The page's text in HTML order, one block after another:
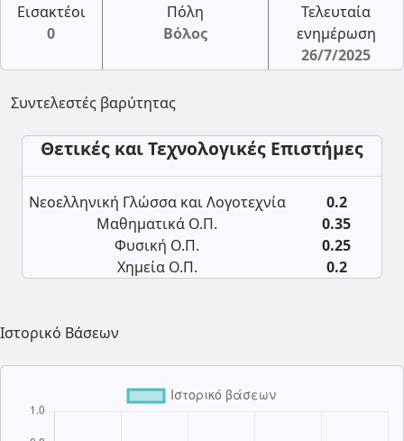
Εισακτέοι
0
Πόλη
Βόλος
Τελευταία
ενημέρωση
26/7/2025
Συντελεστές βαρύτητας
Θετικές και Τεχνολογικές Επιστήμες
Νεοελληνική Γλώσσα και Λογοτεχνία
0.2
Μαθηματικά Ο.Π.
0.35
Φυσική Ο.Π.
0.25
Χημεία Ο.Π.
0.2
Ιστορικό Βάσεων